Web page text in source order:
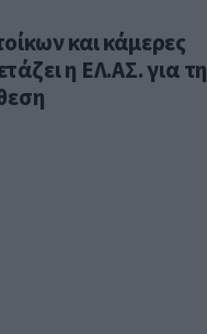
και κάμερες
η ΕΛ.ΑΣ. για τη